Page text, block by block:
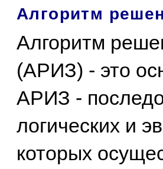
Алгоритм
Алгоритм
(АРИЗ) - это
АРИЗ -
логических и
которых